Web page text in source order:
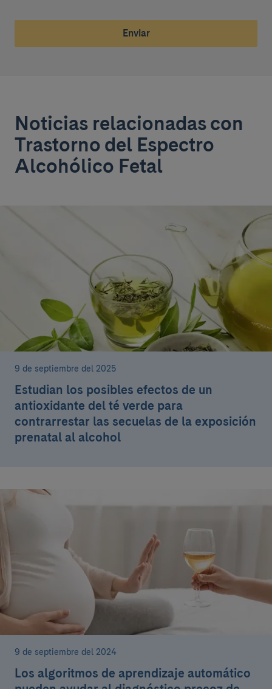
Enviar
Noticias relacionadas con
Trastorno del Espectro
Alcohólico Fetal
9 de septiembre del 2025
Estudian los posibles efectos de un
antioxidante del té verde para
contrarrestar las secuelas de la exposición
prenatal al alcohol
9 de septiembre del 2024
Los algoritmos de aprendizaje automático